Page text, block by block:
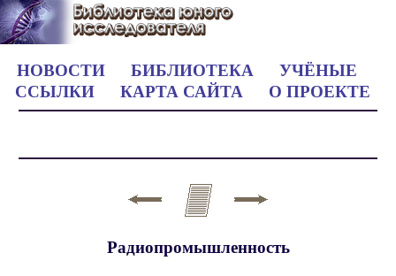
НОВОСТИ БИБЛИОТЕКА
УЧЁНЫЕ
ССЫЛКИ
КАРТА САЙТА О ПРОЕКТЕ
Радиопромышленность